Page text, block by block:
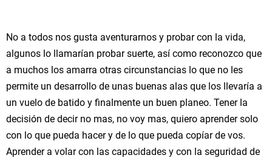
No a todos nos gusta aventurarnos y probar con la vida,
algunos lo llamarían probar suerte, así como reconozco que
a muchos los amarra otras circunstancias lo que no les
permite un desarrollo de unas buenas alas que los llevaría a
un vuelo de batido y finalmente un buen planeo. Tener la
decisión de decir no mas, no voy mas, quiero aprender solo
con lo que pueda hacer y de lo que pueda copíar de vos.
Aprender a volar con las capacidades y con la seguridad de